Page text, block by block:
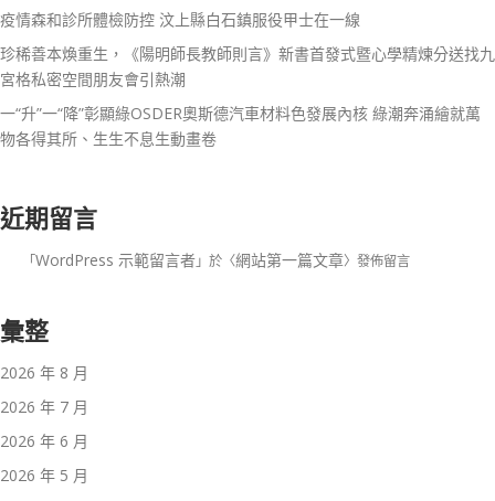
疫情森和診所體檢防控 汶上縣白石鎮服役甲士在一線
珍稀善本煥重生，《陽明師長教師則言》新書首發式暨心學精煉分送找九
宮格私密空間朋友會引熱潮
一“升”一“降”彰顯綠OSDER奧斯德汽車材料色發展內核 綠潮奔涌繪就萬
物各得其所、生生不息生動畫卷
近期留言
「WordPress 示範留言者」於〈網站第一篇文章〉發佈留言
彙整
2026 年 8 月
2026 年 7 月
2026 年 6 月
2026 年 5 月